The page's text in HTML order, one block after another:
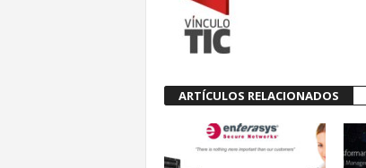
ARTÍCULOS RELACIONADOS